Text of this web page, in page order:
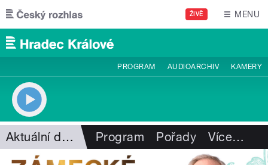
Přejít k hlavnímu obsahu
ŽIVĚ MENU
PROGRAM AUDIOARCHIV KAMERY
Aktuální dění Program Pořady Více…